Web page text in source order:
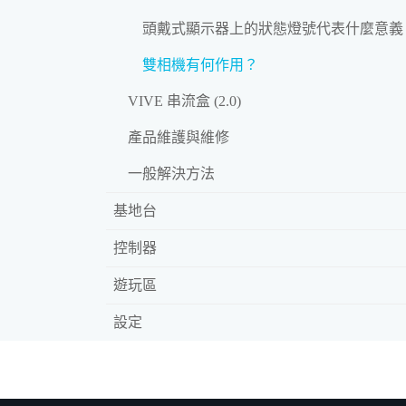
頭戴式顯示器上的狀態燈號代表什麼意義
雙相機有何作用？
VIVE 串流盒 (2.0)
產品維護與維修
一般解決方法
基地台
控制器
遊玩區
設定